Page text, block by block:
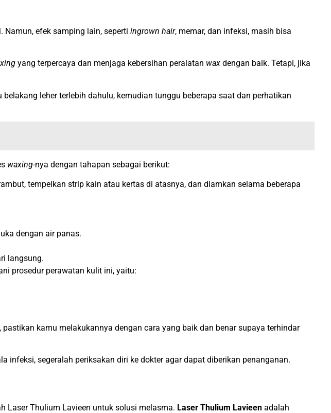
efek samping lain, seperti ingrown hair, memar, dan infeksi, masih bisa
yang terpercaya dan menjaga kebersihan peralatan wax dengan baik. Tetapi, jika
belakang leher terlebih dahulu, kemudian tunggu beberapa saat dan perhatikan
waxing-nya dengan tahapan sebagai berikut:
tempelkan strip kain atau kertas di atasnya, dan diamkan selama beberapa
dengan air panas.
langsung.
prosedur perawatan kulit ini, yaitu:
kamu melakukannya dengan cara yang baik dan benar supaya terhindar
segeralah periksakan diri ke dokter agar dapat diberikan penanganan.
Laser Thulium Lavieen untuk solusi melasma. Laser Thulium Lavieen adalah